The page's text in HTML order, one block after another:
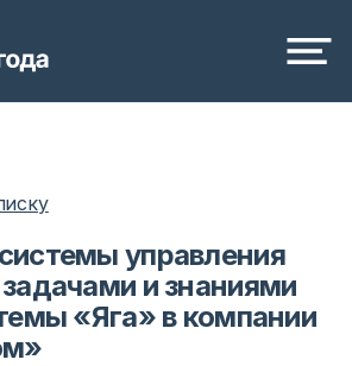
управления
и знаниями
«Яга» в компании